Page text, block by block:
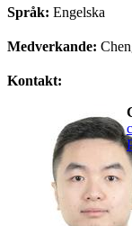
Språk: Engelska
Medverkande:
Kontakt: